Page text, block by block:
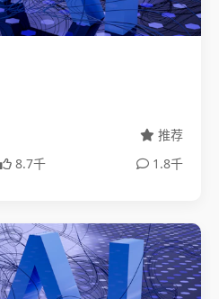
推荐
8.7千 1.8千